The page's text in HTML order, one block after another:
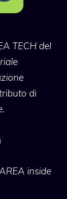
TECH del
di
inside